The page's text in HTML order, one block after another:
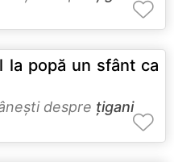
la popă un sfânt ca
despre țigani